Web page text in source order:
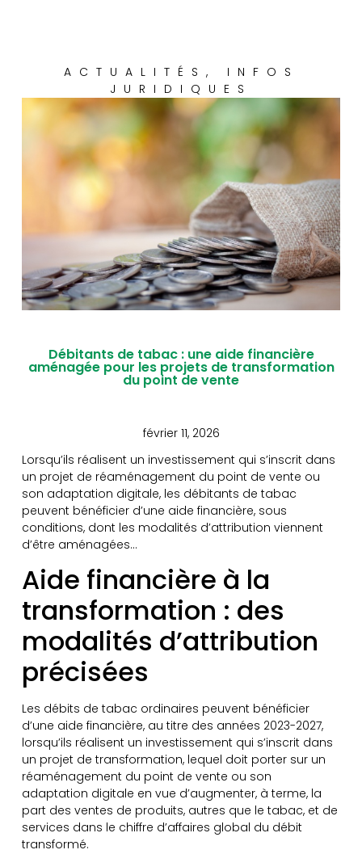
ACTUALITÉS , INFOS
JURIDIQUES
Débitants de tabac : une aide financière
aménagée pour les projets de transformation
du point de vente
février 11, 2026
Lorsqu’ils réalisent un investissement qui s’inscrit dans
un projet de réaménagement du point de vente ou
son adaptation digitale, les débitants de tabac
peuvent bénéficier d’une aide financière, sous
conditions, dont les modalités d’attribution viennent
d’être aménagées…
Aide financière à la
transformation : des
modalités d’attribution
précisées
Les débits de tabac ordinaires peuvent bénéficier
d’une aide financière, au titre des années 2023-2027,
lorsqu’ils réalisent un investissement qui s’inscrit dans
un projet de transformation, lequel doit porter sur un
réaménagement du point de vente ou son
adaptation digitale en vue d’augmenter, à terme, la
part des ventes de produits, autres que le tabac, et de
services dans le chiffre d’affaires global du débit
transformé.